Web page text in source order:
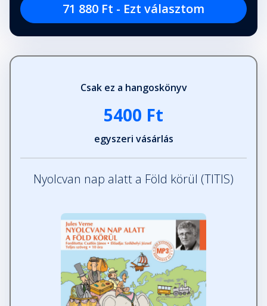
71 880 Ft - Ezt választom
Csak ez a hangoskönyv
5400 Ft
egyszeri vásárlás
Nyolcvan nap alatt a Föld körül (TITIS)